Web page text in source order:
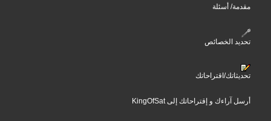
مقدمة/ أسئلة
تحديد الخصائص
تحديثاتك/اقتراحاتك
أرسل آراءك و إقتراحاتك إلى KingOfSat